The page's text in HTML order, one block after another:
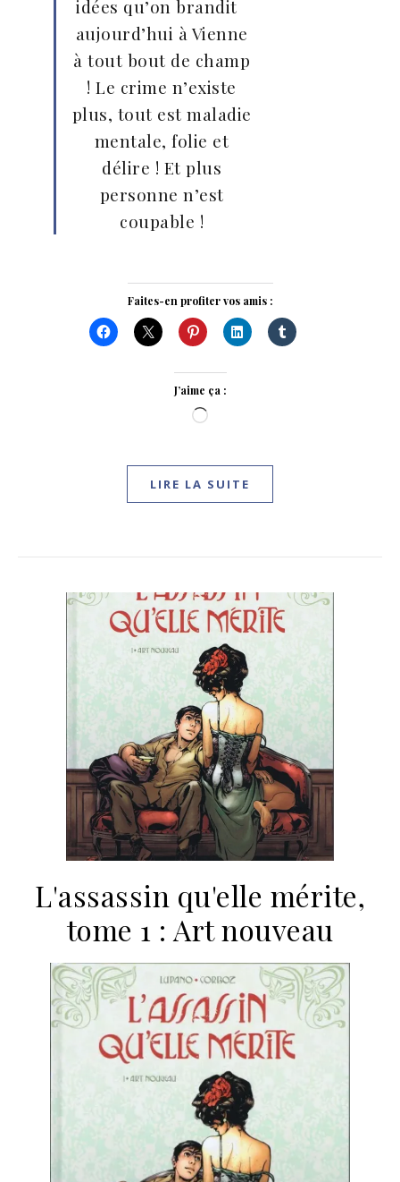
idées qu’on brandit
aujourd’hui à Vienne
à tout bout de champ
! Le crime n’existe
plus, tout est maladie
mentale, folie et
délire ! Et plus
personne n’est
coupable !
Faites-en profiter vos amis :
J’aime ça :
Chargement…
LIRE LA SUITE
L'assassin qu'elle mérite,
tome 1 : Art nouveau